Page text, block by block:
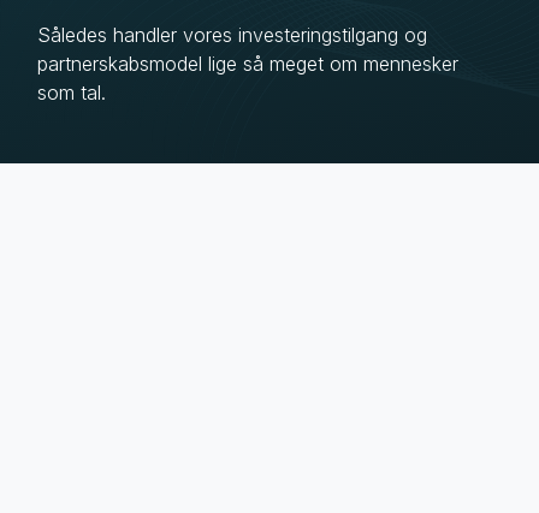
Således handler vores investeringstilgang og
partnerskabsmodel lige så meget om mennesker
som tal.